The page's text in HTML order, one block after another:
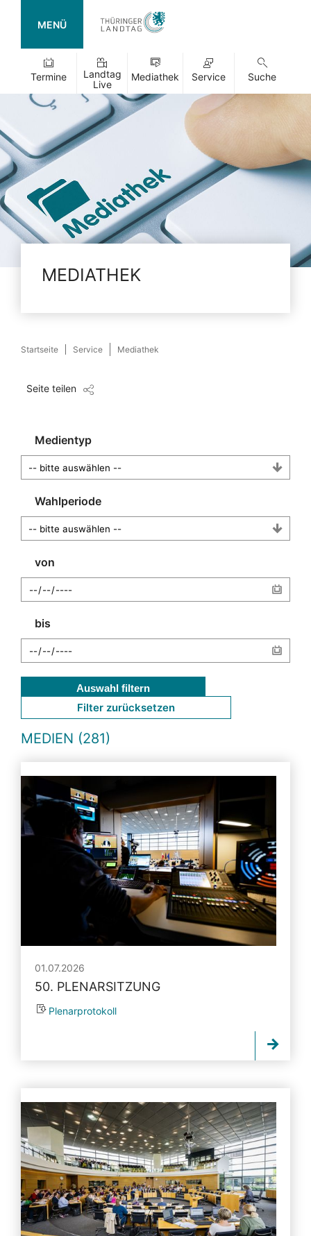
MENÜ
Termine
Landtag
Live
Mediathek Service Suche
MEDIATHEK
Startseite Service Mediathek
Seite teilen
Medientyp
Wahlperiode
von
bis
Auswahl filtern
Filter zurücksetzen
MEDIEN (281)
01.07.2026
50. PLENARSITZUNG
Plenarprotokoll